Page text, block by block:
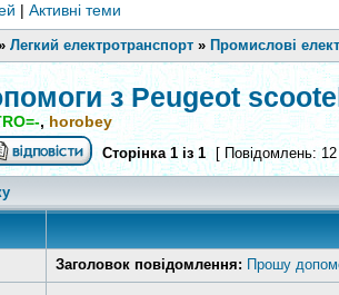
| Активні теми
Легкий електротранспорт » Промислові
з Peugeot
,horobey
Сторінка 1із1 [ Повідомлень:
Заголовок повідомлення: Прошу